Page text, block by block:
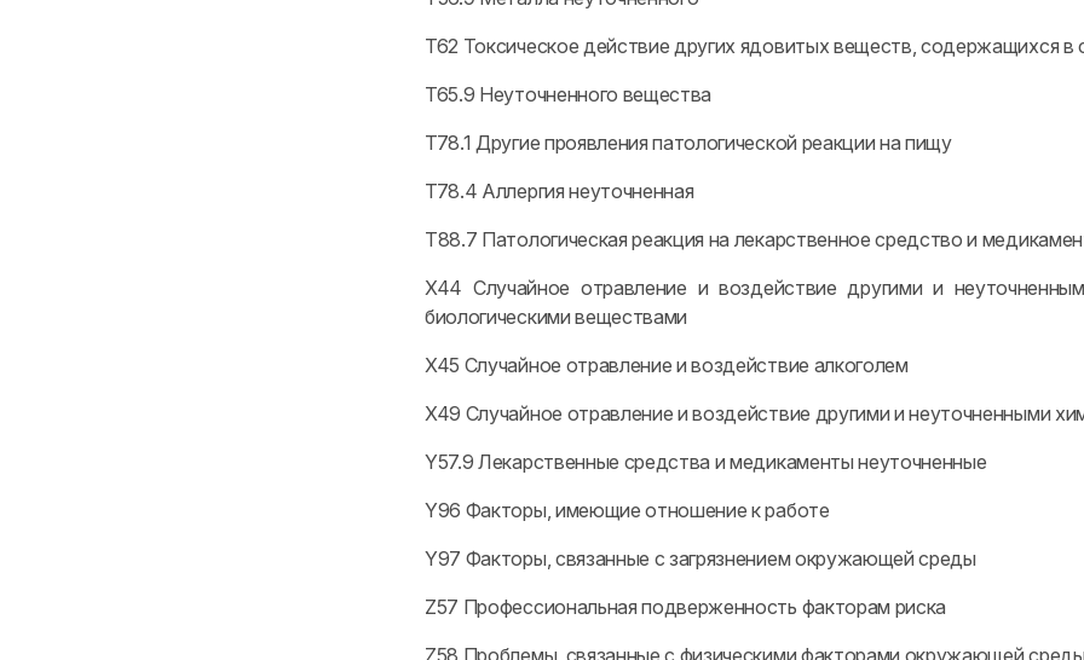
T62 Токсическое действие других ядовитых веществ, содержащихся
T65.9 Неуточненного вещества
T78.1 Другие проявления патологической реакции на пищу
T78.4 Аллергия неуточненная
T88.7 Патологическая реакция на лекарственное средство и
X44 Случайное отравление и воздействие другими и
биологическими веществами
X45 Случайное отравление и воздействие алкоголем
X49 Случайное отравление и воздействие другими и неуточненными
Y57.9 Лекарственные средства и медикаменты неуточненные
Y96 Факторы, имеющие отношение к работе
Y97 Факторы, связанные с загрязнением окружающей среды
Z57 Профессиональная подверженность факторам риска
Z58 Проблемы, связанные с физическими факторами окружающей среды